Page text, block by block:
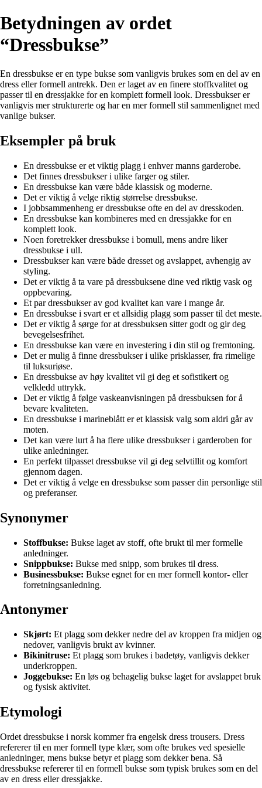
Betydningen av ordet
“Dressbukse”
En dressbukse er en type bukse som vanligvis brukes som en del av en
dress eller formell antrekk. Den er laget av en finere stoffkvalitet og
passer til en dressjakke for en komplett formell look. Dressbukser er
vanligvis mer strukturerte og har en mer formell stil sammenlignet med
vanlige bukser.
Eksempler på bruk
En dressbukse er et viktig plagg i enhver manns garderobe.
Det finnes dressbukser i ulike farger og stiler.
En dressbukse kan være både klassisk og moderne.
Det er viktig å velge riktig størrelse dressbukse.
I jobbsammenheng er dressbukse ofte en del av dresskoden.
En dressbukse kan kombineres med en dressjakke for en
komplett look.
Noen foretrekker dressbukse i bomull, mens andre liker
dressbukse i ull.
Dressbukser kan være både dresset og avslappet, avhengig av
styling.
Det er viktig å ta vare på dressbuksene dine ved riktig vask og
oppbevaring.
Et par dressbukser av god kvalitet kan vare i mange år.
En dressbukse i svart er et allsidig plagg som passer til det meste.
Det er viktig å sørge for at dressbuksen sitter godt og gir deg
bevegelsesfrihet.
En dressbukse kan være en investering i din stil og fremtoning.
Det er mulig å finne dressbukser i ulike prisklasser, fra rimelige
til luksuriøse.
En dressbukse av høy kvalitet vil gi deg et sofistikert og
velkledd uttrykk.
Det er viktig å følge vaskeanvisningen på dressbuksen for å
bevare kvaliteten.
En dressbukse i marineblått er et klassisk valg som aldri går av
moten.
Det kan være lurt å ha flere ulike dressbukser i garderoben for
ulike anledninger.
En perfekt tilpasset dressbukse vil gi deg selvtillit og komfort
gjennom dagen.
Det er viktig å velge en dressbukse som passer din personlige stil
og preferanser.
Synonymer
Stoffbukse: Bukse laget av stoff, ofte brukt til mer formelle
anledninger.
Snippbukse: Bukse med snipp, som brukes til dress.
Businessbukse: Bukse egnet for en mer formell kontor- eller
forretningsanledning.
Antonymer
Skjørt: Et plagg som dekker nedre del av kroppen fra midjen og
nedover, vanligvis brukt av kvinner.
Bikinitruse: Et plagg som brukes i badetøy, vanligvis dekker
underkroppen.
Joggebukse: En løs og behagelig bukse laget for avslappet bruk
og fysisk aktivitet.
Etymologi
Ordet dressbukse i norsk kommer fra engelsk dress trousers. Dress
refererer til en mer formell type klær, som ofte brukes ved spesielle
anledninger, mens bukse betyr et plagg som dekker bena. Så
dressbukse refererer til en formell bukse som typisk brukes som en del
av en dress eller dressjakke.